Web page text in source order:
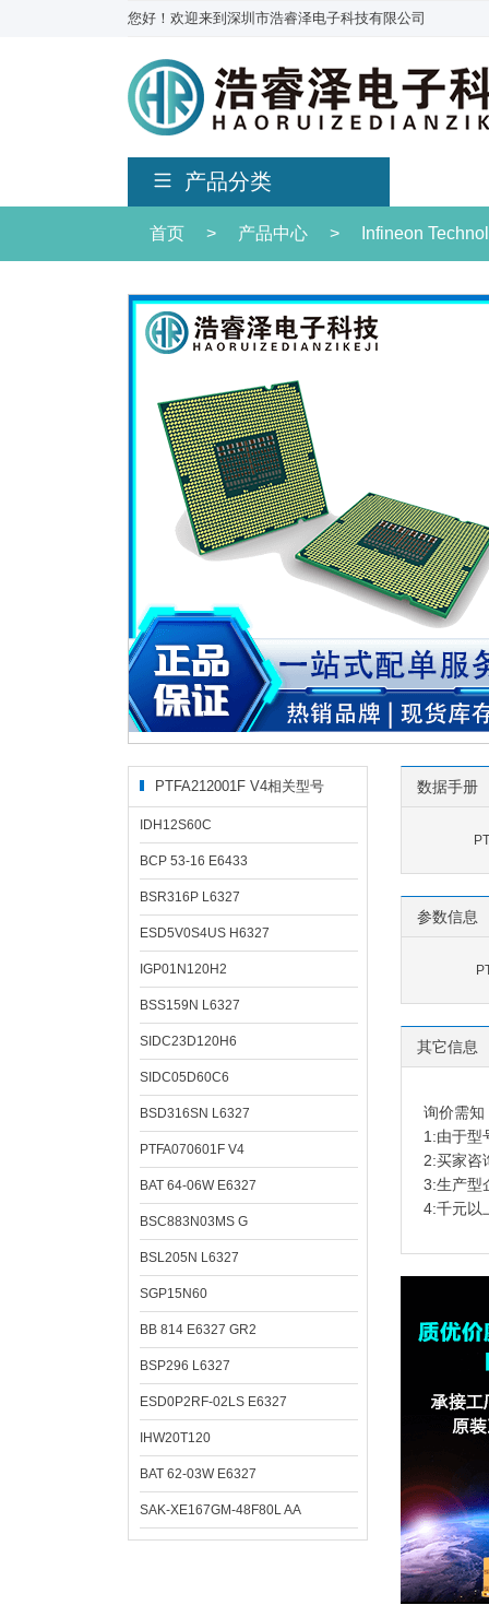
您好！欢迎来到深圳市浩睿泽电子科技有限公司
产品分类
首页 > 产品中心 > Infineon
PTFA212001F V4相关型号
IDH12S60C
BCP 53-16 E6433
BSR316P L6327
ESD5V0S4US H6327
IGP01N120H2
BSS159N L6327
SIDC23D120H6
SIDC05D60C6
BSD316SN L6327
PTFA070601F V4
BAT 64-06W E6327
BSC883N03MS G
BSL205N L6327
SGP15N60
BB 814 E6327 GR2
BSP296 L6327
ESD0P2RF-02LS E6327
IHW20T120
BAT 62-03W E6327
SAK-XE167GM-48F80L AA
数据手册
参数信息
其它信息
询价需知
1:由于型
2:买家咨
3:生产型
4:千元以